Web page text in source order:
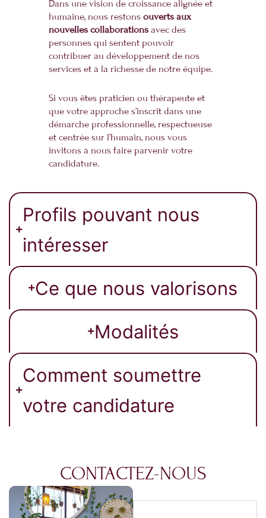
Dans une vision de croissance alignée et
humaine, nous restonsouverts aux
nouvelles collaborations avec des
personnes qui sentent pouvoir
contribuer au développement de nos
services et à la richesse de notre équipe.
Si vous êtes praticien ou thérapeute et
que votre approche s’inscrit dans une
démarche professionnelle, respectueuse
et centrée sur l’humain, nous vous
invitons à nous faire parvenir votre
candidature.
Profils pouvant nous
intéresser
Ce que nous valorisons
Modalités
Comment soumettre
votre candidature
CONTACTEZ-NOUS